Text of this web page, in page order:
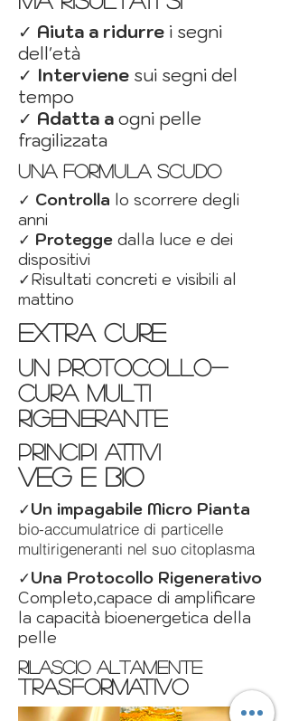
✓ Aiuta a ridurre i segni
dell'età
✓ Interviene sui segni del
tempo
✓ Adatta a ogni pelle
fragilizzata
una formula scudo
✓ Controlla lo scorrere degli
anni
✓ Protegge dalla luce e dei
dispositivi
✓Risultati concreti e visibili al
mattino
extra cure
un protocollo-
cura multi
rigenerante
PRINCIPI ATTIVI
VEG E BIO
✓Un impagabile Micro Pianta
bio-accumulatrice di particelle
multirigeneranti nel suo citoplasma
✓Una Protocollo Rigenerativo
Completo,capace di amplificare
la capacità bioenergetica della
pelle
rilascio altamente
trasformativo